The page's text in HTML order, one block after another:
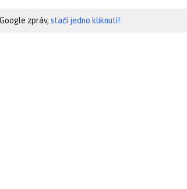
zpráv, stačí jedno kliknutí!